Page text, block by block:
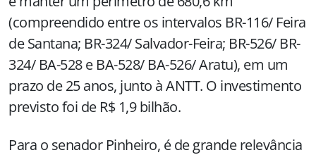
(compreendido entre os intervalos BR-116/ Feira
de Santana; BR-324/ Salvador-Feira; BR-526/ BR-
324/ BA-528 e BA-528/ BA-526/ Aratu), em um
prazo de 25 anos, junto à ANTT. O investimento
previsto foi de R$ 1,9 bilhão.
Para o senador Pinheiro, é de grande relevância